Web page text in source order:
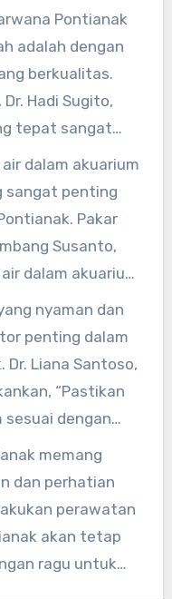
merawat ikan ini
perawatan yang
tetap sehat dan
Pontianak
adalah dengan
berkualitas.
Hadi Sugito,
tepat sangat
arwana
yang kaya akan
atau pelet ikan
tinggi.”
dalam akuarium
sangat penting
Pakar
Susanto,
dalam akuarium
filter yang
air dan hindari
tetap terjaga.”
nyaman dan
penting dalam
Liana Santoso,
“Pastikan
sesuai dengan
yaitu sekitar 26-
itu, berikan
menyediakan
yang cukup.”
memang
dan perhatian
perawatan
akan tetap
ragu untuk